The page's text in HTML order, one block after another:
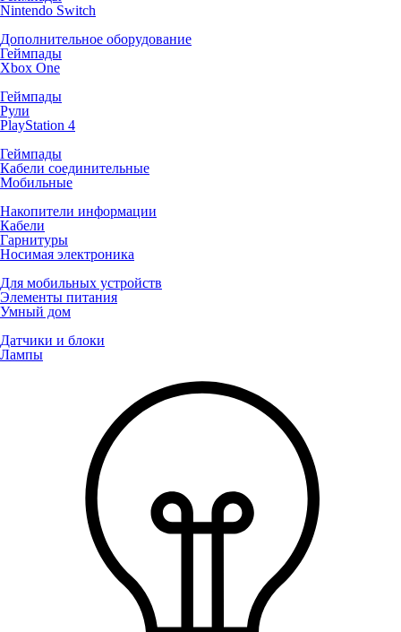
Nintendo Switch
Дополнительное оборудование
Геймпады
Xbox One
Геймпады
Рули
PlayStation 4
Геймпады
Кабели соединительные
Мобильные
Накопители информации
Кабели
Гарнитуры
Носимая электроника
Для мобильных устройств
Элементы питания
Умный дом
Датчики и блоки
Лампы